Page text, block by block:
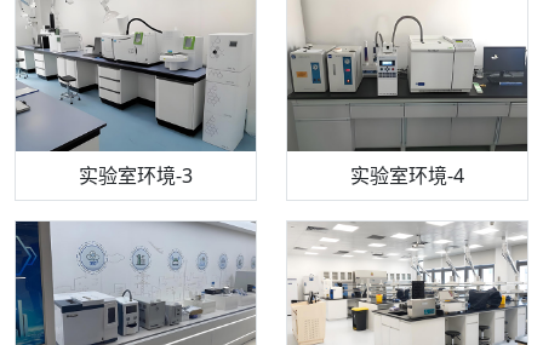
实验室环境-3 实验室环境-4
机构质检技术员-3 机构质检技术员-4
高效液相色谱仪 流式细胞仪